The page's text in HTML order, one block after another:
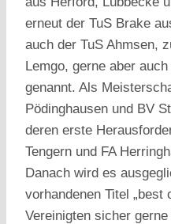
erneut der TuS Brake
auch der TuS Ahmsen,
Lemgo, gerne aber
genannt. Als
Pödinghausen und BV
deren erste
Tengern und FA
Danach wird es
vorhandenen Titel „best
Vereinigten sicher